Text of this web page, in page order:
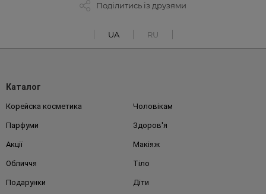
Поділитись із друзями
UA RU
Каталог
Корейска косметика Чоловікам
Парфуми Здоров'я
Акції Макіяж
Обличчя Тіло
Подарунки Діти